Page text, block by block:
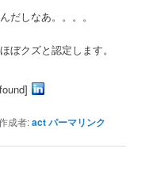
だしなあ。。。。
ぼクズと認定します。
成者:actパーマリンク